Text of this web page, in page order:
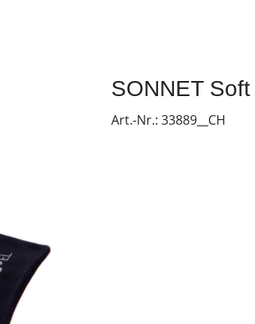
SONNET
Art.-Nr.: 33889__CH